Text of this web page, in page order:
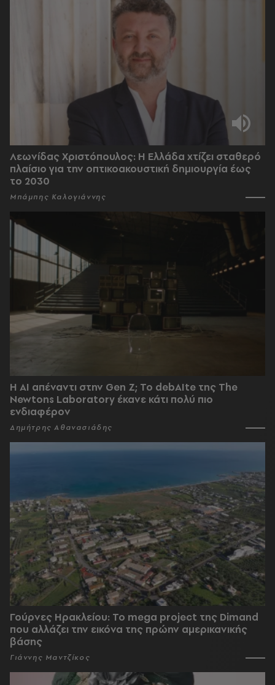
Λεωνίδας Χριστόπουλος: Η Ελλάδα χτίζει σταθερό
πλαίσιο για την οπτικοακουστική δημιουργία έως
το 2030
Μπάμπης Καλογιάννης
Η AI απέναντι στην Gen Z; Το debAIte της The
Newtons Laboratory έκανε κάτι πολύ πιο
ενδιαφέρον
Δημήτρης Αθανασιάδης
Γούρνες Ηρακλείου: To mega project της Dimand
που αλλάζει την εικόνα της πρώην αμερικανικής
βάσης
Γιάννης Μαντζίκος